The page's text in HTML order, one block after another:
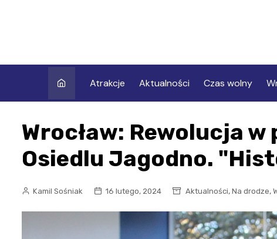
Atrakcje Aktualności Czas wolny
Wrocław: Rewolucja
Osiedlu Jagodno.
Kamil Sośniak 16 lutego, 2024 Aktualności, Na drodze,